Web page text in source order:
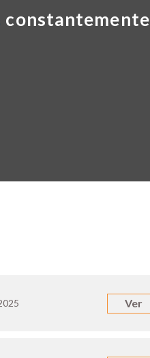
constantemente
Ver